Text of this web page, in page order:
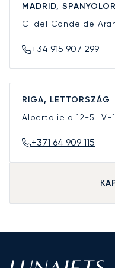
MADRID,
C. del Conde de
+34 915 907 299
RIGA, LETTORSZÁG
Alberta iela 12-5 LV-
+371 64 909 115